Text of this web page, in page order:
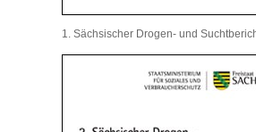
1. Sächsischer Drogen- und